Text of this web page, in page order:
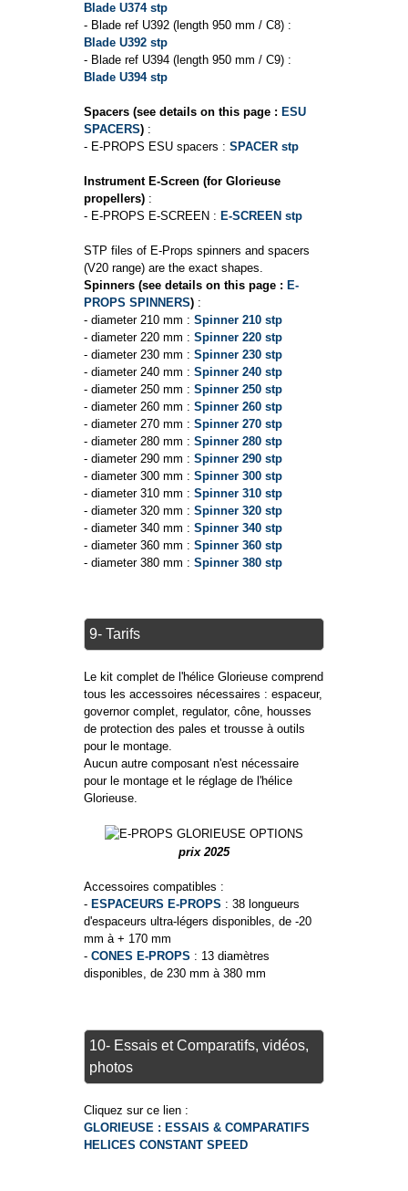
Blade U374 stp
- Blade ref U392 (length 950 mm / C8) :
Blade U392 stp
- Blade ref U394 (length 950 mm / C9) :
Blade U394 stp
Spacers (see details on this page : ESU
SPACERS) :
- E-PROPS ESU spacers :SPACER stp
Instrument E-Screen (for Glorieuse
propellers) :
- E-PROPS E-SCREEN : E-SCREEN stp
STP files of E-Props spinners and spacers
(V20 range) are the exact shapes.
Spinners (see details on this page : E-
PROPS SPINNERS) :
- diameter 210 mm :Spinner 210 stp
- diameter 220 mm :Spinner 220 stp
- diameter 230 mm :Spinner 230 stp
- diameter 240 mm :Spinner 240 stp
- diameter 250 mm :Spinner 250 stp
- diameter 260 mm :Spinner 260 stp
- diameter 270 mm :Spinner 270 stp
- diameter 280 mm :Spinner 280 stp
- diameter 290 mm :Spinner 290 stp
- diameter 300 mm :Spinner 300 stp
- diameter 310 mm :Spinner 310 stp
- diameter 320 mm :Spinner 320 stp
- diameter 340 mm :Spinner 340 stp
- diameter 360 mm :Spinner 360 stp
- diameter 380 mm :Spinner 380 stp
9- Tarifs
Le kit complet de l'hélice Glorieuse comprend
tous les accessoires nécessaires : espaceur,
governor complet, regulator, cône, housses
de protection des pales et trousse à outils
pour le montage.
Aucun autre composant n'est nécessaire
pour le montage et le réglage de l'hélice
Glorieuse.
prix 2025
Accessoires compatibles :
- ESPACEURS E-PROPS : 38 longueurs
d'espaceurs ultra-légers disponibles, de -20
mm à + 170 mm
-CONES E-PROPS : 13 diamètres
disponibles, de 230 mm à 380 mm
10- Essais et Comparatifs, vidéos,
photos
Cliquez sur ce lien :
GLORIEUSE : ESSAIS & COMPARATIFS
HELICES CONSTANT SPEED